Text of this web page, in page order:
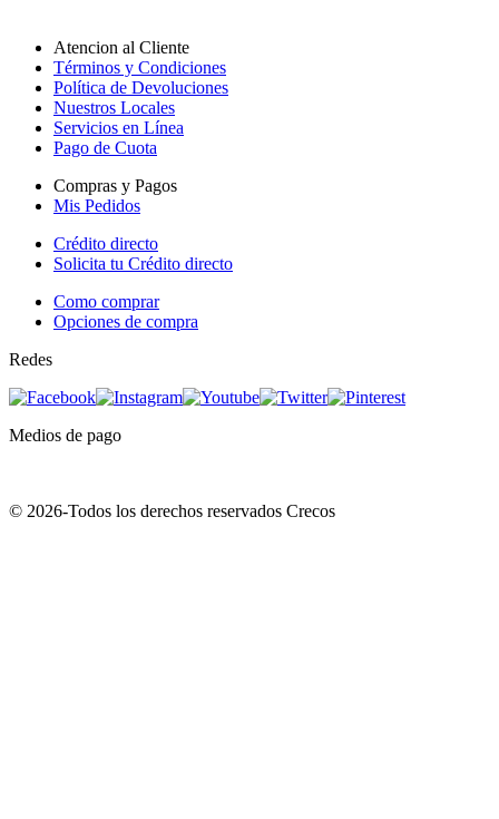
Atencion al Cliente
Términos y Condiciones
Política de Devoluciones
Nuestros Locales
Servicios en Línea
Pago de Cuota
Compras y Pagos
Mis Pedidos
Crédito directo
Solicita tu Crédito directo
Como comprar
Opciones de compra
Redes
Medios de pago
© 2026-Todos los derechos reservados Crecos